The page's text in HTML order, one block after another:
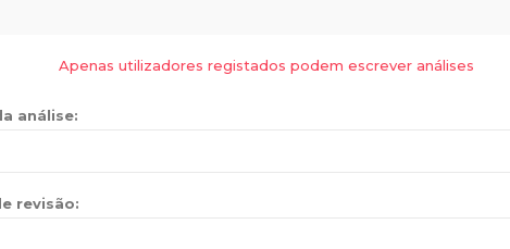
Apenas utilizadores registados podem escrever análises
análise:
revisão: